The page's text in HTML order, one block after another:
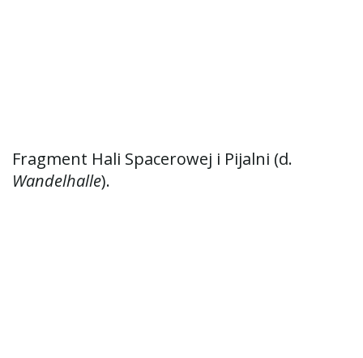
Fragment Hali Spacerowej i Pijalni (d.
Wandelhalle).